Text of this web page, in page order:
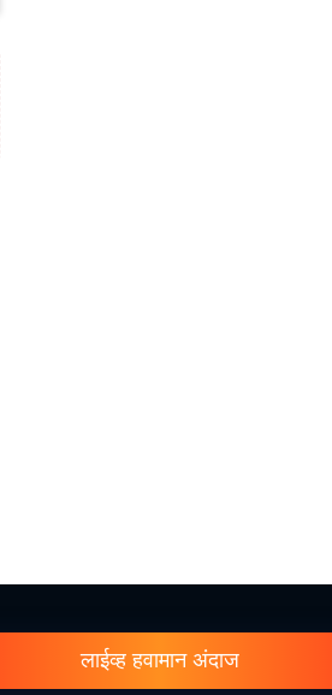
लाईव्ह हवामान अंदाज